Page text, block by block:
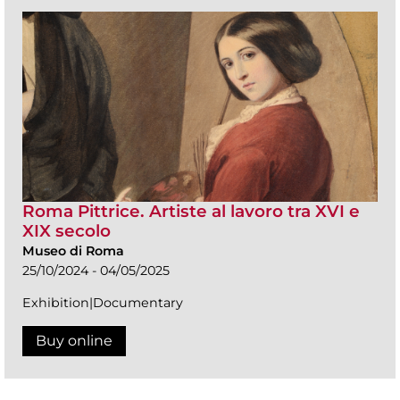
Roma Pittrice. Artiste al lavoro tra XVI e
XIX secolo
Museo di Roma
25/10/2024 - 04/05/2025
Exhibition|Documentary
Buy online